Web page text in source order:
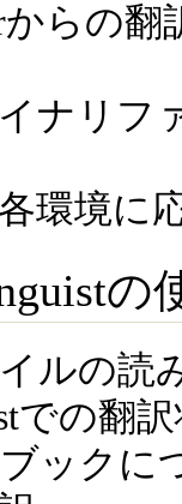
らの翻
ナリフ
環境に
の
ルの読
の翻
ックに